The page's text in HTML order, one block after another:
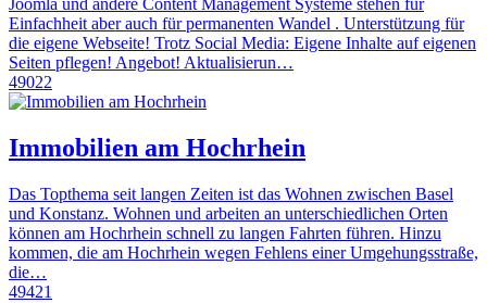
Joomla und andere Content Management Systeme stehen für
Einfachheit aber auch für permanenten Wandel . Unterstützung für
die eigene Webseite! Trotz Social Media: Eigene Inhalte auf eigenen
Seiten pflegen! Angebot! Aktualisierun…
49022
Immobilien am Hochrhein
Das Topthema seit langen Zeiten ist das Wohnen zwischen Basel
und Konstanz. Wohnen und arbeiten an unterschiedlichen Orten
können am Hochrhein schnell zu langen Fahrten führen. Hinzu
kommen, die am Hochrhein wegen Fehlens einer Umgehungsstraße,
die…
49421